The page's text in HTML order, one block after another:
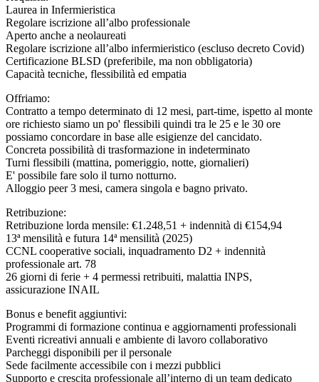
Laurea in Infermieristica
Regolare iscrizione all’albo professionale
Aperto anche a neolaureati
Regolare iscrizione all’albo infermieristico (escluso decreto Covid)
Certificazione BLSD (preferibile, ma non obbligatoria)
Capacità tecniche, flessibilità ed empatia
Offriamo:
Contratto a tempo determinato di 12 mesi, part-time, ispetto al monte
ore richiesto siamo un po' flessibili quindi tra le 25 e le 30 ore
possiamo concordare in base alle esigienze del cancidato.
Concreta possibilità di trasformazione in indeterminato
Turni flessibili (mattina, pomeriggio, notte, giornalieri)
E' possibile fare solo il turno notturno.
Alloggio peer 3 mesi, camera singola e bagno privato.
Retribuzione:
Retribuzione lorda mensile: €1.248,51 + indennità di €154,94
13ª mensilità e futura 14ª mensilità (2025)
CCNL cooperative sociali, inquadramento D2 + indennità
professionale art. 78
26 giorni di ferie + 4 permessi retribuiti, malattia INPS,
assicurazione INAIL
Bonus e benefit aggiuntivi:
Programmi di formazione continua e aggiornamenti professionali
Eventi ricreativi annuali e ambiente di lavoro collaborativo
Parcheggi disponibili per il personale
Sede facilmente accessibile con i mezzi pubblici
Supporto e crescita professionale all’interno di un team dedicato